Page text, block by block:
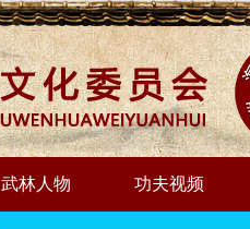
武林人物 功夫视频